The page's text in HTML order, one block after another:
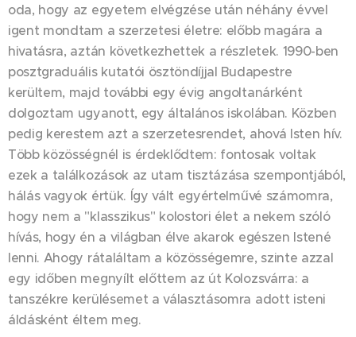
oda, hogy az egyetem elvégzése után néhány évvel
igent mondtam a szerzetesi életre: előbb magára a
hivatásra, aztán következhettek a részletek. 1990-ben
posztgraduális kutatói ösztöndíjjal Budapestre
kerültem, majd további egy évig angoltanárként
dolgoztam ugyanott, egy általános iskolában. Közben
pedig kerestem azt a szerzetesrendet, ahová Isten hív.
Több közösségnél is érdeklődtem: fontosak voltak
ezek a találkozások az utam tisztázása szempontjából,
hálás vagyok értük. Így vált egyértelművé számomra,
hogy nem a "klasszikus" kolostori élet a nekem szóló
hívás, hogy én a világban élve akarok egészen Istené
lenni. Ahogy rátaláltam a közösségemre, szinte azzal
egy időben megnyílt előttem az út Kolozsvárra: a
tanszékre kerülésemet a választásomra adott isteni
áldásként éltem meg.